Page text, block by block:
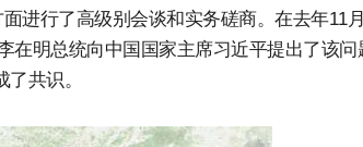
进行了高级别会谈和实务磋商。在去年11
在明总统向中国国家主席习近平提出了该问
共识。